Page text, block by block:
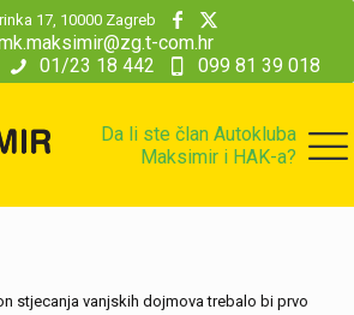
01/23 18 442 099 81 39 018
com.hr
17, 10000 Zagreb
Da li ste član Autokluba
Maksimir i HAK-a?
stjecanja vanjskih dojmova trebalo bi prvo